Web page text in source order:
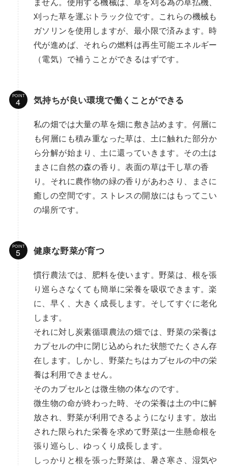
刈った草を運ぶトラック位です。これらの機械も
ガソリンを使用しますが、最小限で済みます。時
代が進めば、それらの燃料は再生可能エネルギー
（電気）で補うことができるはずです。
POINT 気持ちが良い環境で働くことができる
私の畑では大量の草を畑に敷き詰めます。何層に
も何層にも積み重なった草は、土に触れた部分か
ら分解が始まり、土に還っていきます。その土は
まさに自然の森の香り。表面の草は干し草の香
り。それに農作物の緑の香りがあわさり、まさに
癒しの空間です。ストレスの開放にはもってこい
の場所です。
POINT 健康な野菜が育つ
慣行農法では、肥料を使います。野菜は、根を張
り巡らさなくても簡単に栄養を吸収できます。楽
に、早く、大きく成長します。そしてすぐに老化
します。
それに対し炭素循環農法の畑では、野菜の栄養は
カプセルの中に閉じ込められた状態でたくさん存
在します。しかし、野菜たちはカプセルの中の栄
養は利用できません。
そのカプセルとは微生物の体なのです。
微生物の命が終わった時、その栄養は土の中に解
放され、野菜が利用できるようになります。放出
された限られた栄養を求めて野菜は一生懸命根を
張り巡らし、ゆっくり成長します。
しっかりと根を張った野菜は、暑さ寒さ、湿気や